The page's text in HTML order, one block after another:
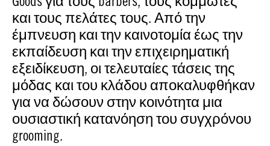
και τους πελάτες τους. Από την
έμπνευση και την καινοτομία έως την
εκπαίδευση και την επιχειρηματική
εξειδίκευση, οι τελευταίες τάσεις της
μόδας και του κλάδου αποκαλυφθήκαν
για να δώσουν στην κοινότητα μια
ουσιαστική κατανόηση του συγχρόνου
grooming.